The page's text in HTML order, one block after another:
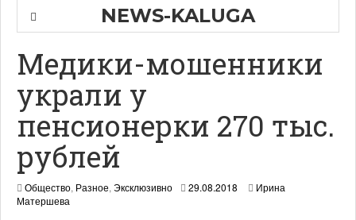
NEWS-KALUGA
Медики-мошенники
украли у
пенсионерки 270 тыс.
рублей
Общество, Разное, Эксклюзивно 29.08.2018
Ирина
Матершева